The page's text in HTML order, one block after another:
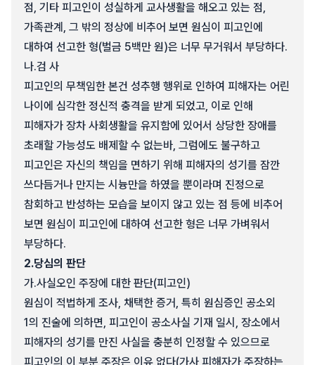
점, 기타 피고인이 성실하게 교사생활을 해오고 있는 점,
가족관계, 그 밖의 정상에 비추어 보면 원심이 피고인에
대하여 선고한 형(벌금 5백만 원)은 너무 무거워서 부당하다.
나.검 사
피고인의 무책임한 본건 성추행 행위로 인하여 피해자는 어린
나이에 심각한 정신적 충격을 받게 되었고, 이로 인해
피해자가 장차 사회생활을 유지함에 있어서 상당한 장애를
초래할 가능성도 배제할 수 없는바, 그럼에도 불구하고
피고인은 자신의 책임을 면하기 위해 피해자의 성기를 잠깐
쓰다듬거나 만지는 시늉만을 하였을 뿐이라며 진정으로
참회하고 반성하는 모습을 보이지 않고 있는 점 등에 비추어
보면 원심이 피고인에 대하여 선고한 형은 너무 가벼워서
부당하다.
2.당심의 판단
가.사실오인 주장에 대한 판단(피고인)
원심이 적법하게 조사, 채택한 증거, 특히 원심증인 공소외
1의 진술에 의하면, 피고인이 공소사실 기재 일시, 장소에서
피해자의 성기를 만진 사실을 충분히 인정할 수 있으므로
피고인의 이 부분 주장은 이유 없다(가사 피해자가 주장하는